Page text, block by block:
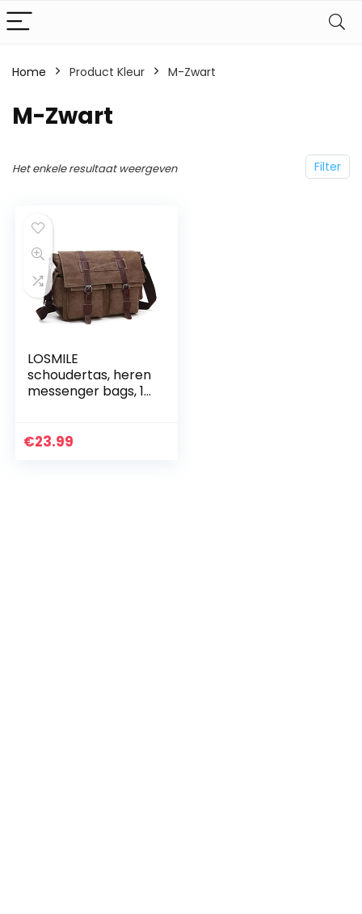
Home Product Kleur M-Zwart
M-Zwart
Filter
Het enkele resultaat weergeven
LOSMILE
schoudertas, heren
messenger bags, 16
laptoptas voor
€23.99